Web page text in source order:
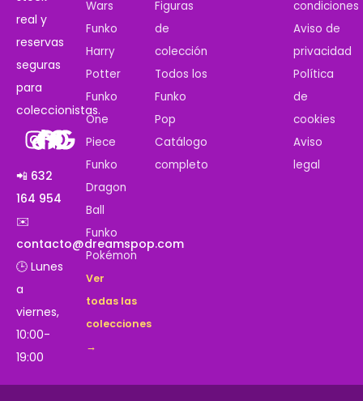
real y
reservas
seguras
para
coleccionistas.
📲 632
164 954
✉️
contacto@dreamspop.com
🕒 Lunes
a
viernes,
10:00-
19:00
Wars
Funko
Harry
Potter
Funko
One
Piece
Funko
Dragon
Ball
Funko
Pokémon
Ver
todas las
colecciones
→
Figuras
de
colección
Todos los
Funko
Pop
Catálogo
completo
condiciones
Aviso de
privacidad
Política
de
cookies
Aviso
legal